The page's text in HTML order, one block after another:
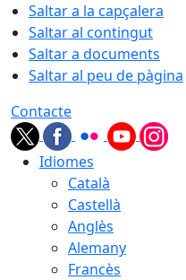
Saltar a la capçalera
Saltar al contingut
Saltar a documents
Saltar al peu de pàgina
Contacte
Idiomes
Català
Castellà
Anglès
Alemany
Francès